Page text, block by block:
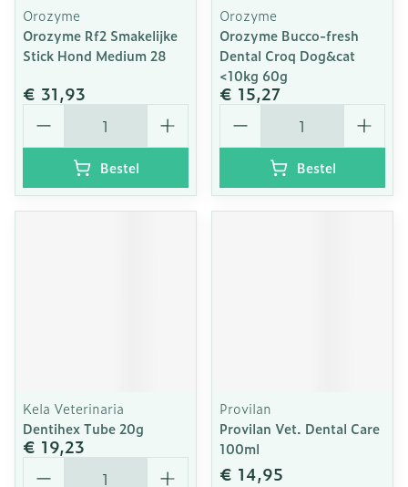
Orozyme
Orozyme Rf2 Smakelijke
Stick Hond Medium 28
€ 31,93
Aantal
Bestel
Orozyme
Orozyme Bucco-fresh
Dental Croq Dog&cat
<10kg 60g
€ 15,27
Aantal
Bestel
Kela Veterinaria
Dentihex Tube 20g
€ 19,23
Aantal
Provilan
Provilan Vet. Dental Care
100ml
€ 14,95